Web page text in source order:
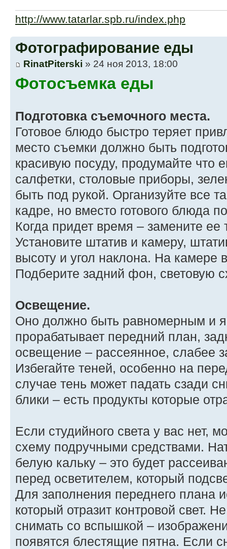
http://www.tatarlar.spb.ru/index.php
Фотографирование еды
RinatPiterski » 24 ноя 2013, 18:00
Фотосъемка еды
Подготовка съемочного места.
Готовое блюдо быстро теряет
место съемки должно быть
красивую посуду, продумайте что
салфетки, столовые приборы,
быть под рукой. Организуйте все
кадре, но вместо готового блюда
Когда придет время – замените
Установите штатив и камеру,
высоту и угол наклона. На камере
Подберите задний фон, световую
Освещение.
Оно должно быть равномерным и
прорабатывает передний план,
освещение – рассеянное, слабее
Избегайте теней, особенно на
случае тень может падать сзади
блики – есть продукты которые
Если студийного света у вас нет,
схему подручными средствами.
белую кальку – это будет
перед осветителем, который
Для заполнения переднего плана
который отразит контровой свет.
снимать со вспышкой –
появятся блестящие пятна. Если